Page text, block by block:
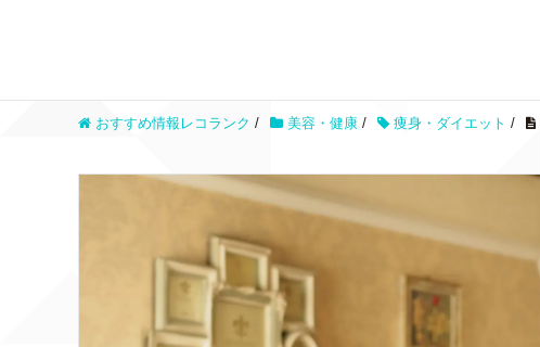
おすすめ情報レコランク / 美容・健康 / 痩身・ダイエット /